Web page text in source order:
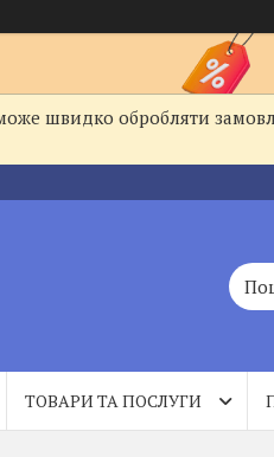
швидко обробляти
ТОВАРИ ТА ПОСЛУГИ